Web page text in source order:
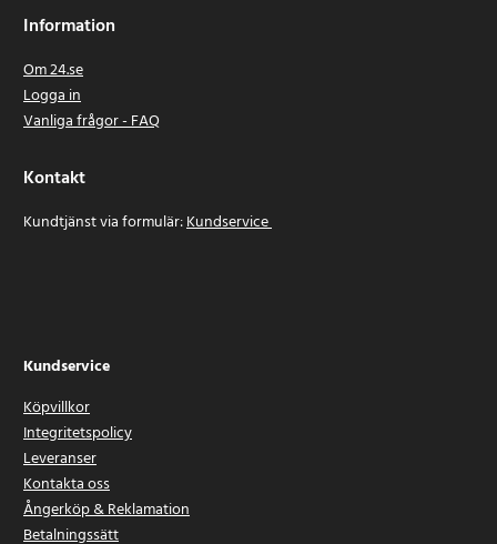
Information
Om 24.se
Logga in
Vanliga frågor - FAQ
Kontakt
Kundtjänst via formulär:Kundservice
Kundservice
Köpvillkor
Integritetspolicy
Leveranser
Kontakta oss
Ångerköp & Reklamation
Betalningssätt